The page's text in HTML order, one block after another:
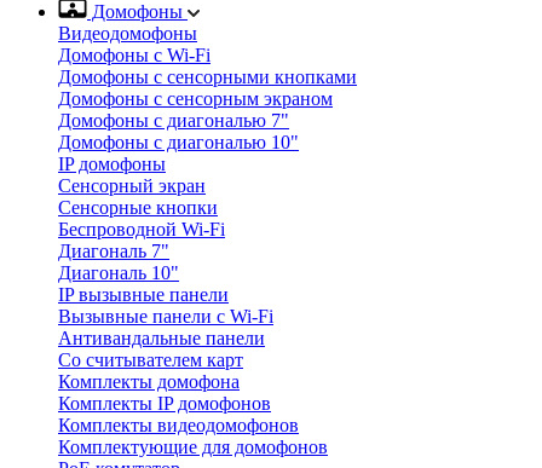
Домофоны
Видеодомофоны
Домофоны с Wi-Fi
Домофоны с сенсорными кнопками
Домофоны с сенсорным экраном
Домофоны с диагональю 7"
Домофоны с диагональю 10"
IP домофоны
Сенсорный экран
Сенсорные кнопки
Беспроводной Wi-Fi
Диагональ 7"
Диагональ 10"
IP вызывные панели
Вызывные панели с Wi-Fi
Антивандальные панели
Со считывателем карт
Комплекты домофона
Комплекты IP домофонов
Комплекты видеодомофонов
Комплектующие для домофонов